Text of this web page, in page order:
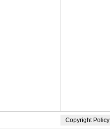
Copyright Policy